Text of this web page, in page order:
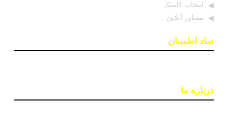
انتخاب کلینیک
مشاور آنلاین
نماد اطمینان
درباره ما